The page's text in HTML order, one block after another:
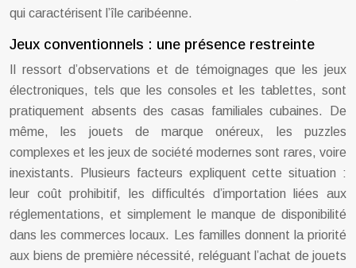
qui caractérisent l’île caribéenne.
Jeux conventionnels : une présence restreinte
Il ressort d’observations et de témoignages que les jeux
électroniques, tels que les consoles et les tablettes, sont
pratiquement absents des casas familiales cubaines. De
même, les jouets de marque onéreux, les puzzles
complexes et les jeux de société modernes sont rares, voire
inexistants. Plusieurs facteurs expliquent cette situation :
leur coût prohibitif, les difficultés d’importation liées aux
réglementations, et simplement le manque de disponibilité
dans les commerces locaux. Les familles donnent la priorité
aux biens de première nécessité, reléguant l’achat de jouets